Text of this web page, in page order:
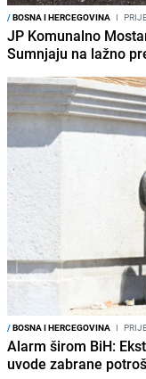
/BOSNA I HERCEGOVINA I
JP Komunalno
Sumnjaju na lažno
/BOSNA I HERCEGOVINA I
Alarm širom BiH:
uvode zabrane